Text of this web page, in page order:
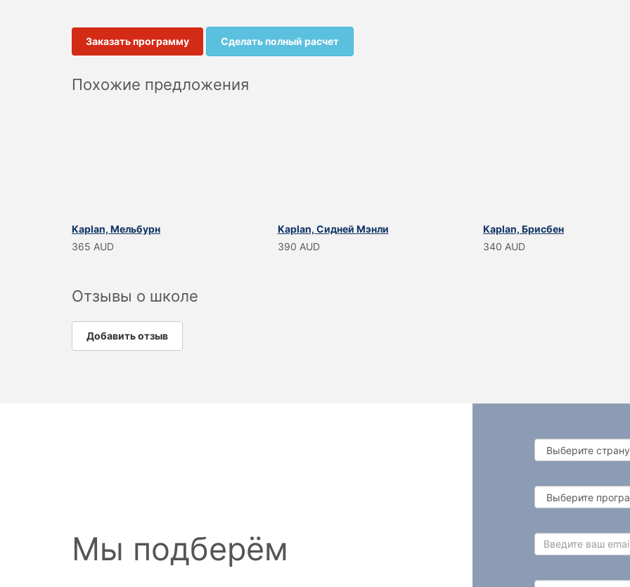
Заказать программу Сделать полный расчет
Похожие предложения
Kaplan, Мельбурн
365 AUD
Kaplan, Сидней Мэнли
390 AUD
Kaplan, Брисбен
340 AUD
Отзывы о школе
Добавить отзыв
Мы подберём
Выберите
страну
Выберите
программу
Введите
ваш